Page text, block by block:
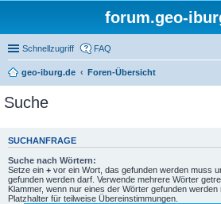
forum.geo-
Schnellzugriff FAQ
geo-iburg.de Foren-Übersicht
Suche
SUCHANFRAGE
Suche nach Wörtern:
Setze ein + vor ein Wort, das gefunden werden muss
gefunden werden darf. Verwende mehrere Wörter
Klammer, wenn nur eines der Wörter gefunden
Platzhalter für teilweise Übereinstimmungen.